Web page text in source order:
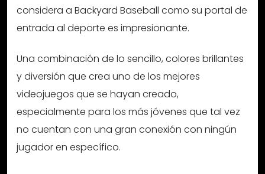
considera a Backyard Baseball como su portal de
entrada al deporte es impresionante.
Una combinación de lo sencillo, colores brillantes
y diversión que crea uno de los mejores
videojuegos que se hayan creado,
especialmente para los más jóvenes que tal vez
no cuentan con una gran conexión con ningún
jugador en específico.